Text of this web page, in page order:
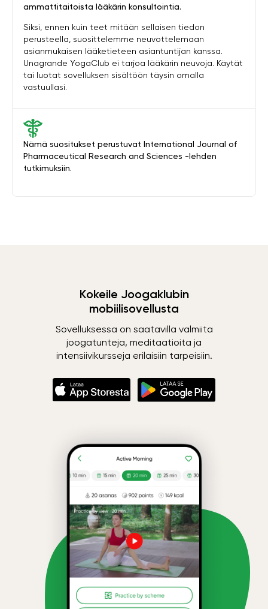
Nämä suositukset perustuvat International Journal of
Pharmaceutical Research and Sciences -lehden
tutkimuksiin.
ammattitaitoista lääkärin konsultointia.
Siksi, ennen kuin teet mitään sellaisen tiedon
perusteella, suosittelemme neuvottelemaan
asianmukaisen lääketieteen asiantuntijan kanssa.
Unagrande YogaClub ei tarjoa lääkärin neuvoja. Käytät
tai luotat sovelluksen sisältöön täysin omalla
vastuullasi.
Kokeile Joogaklubin
mobiilisovellusta
Sovelluksessa on saatavilla valmiita
joogatunteja, meditaatioita ja
intensiivikursseja erilaisiin tarpeisiin.